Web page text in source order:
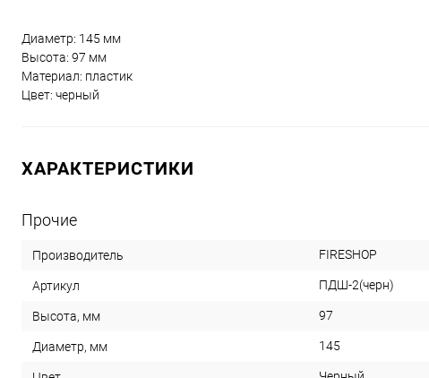
Диаметр: 145 мм
Высота: 97 мм
Материал: пластик
Цвет: черный
ХАРАКТЕРИСТИКИ
Прочие
Производитель FIRESHOP
Артикул ПДШ-2(черн)
Высота, мм 97
Диаметр, мм 145